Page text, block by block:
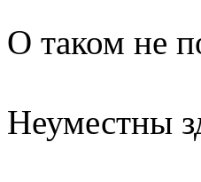
О таком не
Неуместны